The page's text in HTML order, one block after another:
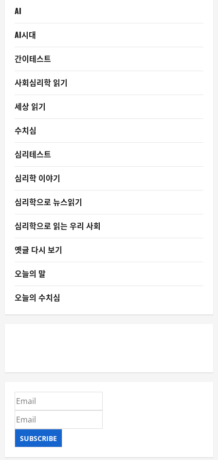
AI
AI시대
간이테스트
사회심리학 읽기
세상 읽기
수치심
심리테스트
심리학 이야기
심리학으로 뉴스읽기
심리학으로 읽는 우리 사회
옛글 다시 보기
오늘의 말
오늘의 수치심
SUBSCRIBE